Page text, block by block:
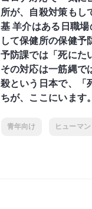
所が、自殺対策も
基 羊介はある日職
して保健所の保健予
予防課では「死にた
その対応は一筋縄
殺という日本で、「
ちが、ここにいます。
青年向け ヒューマ